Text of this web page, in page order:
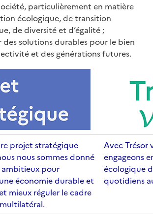
particulièrement en matière
écologique, de transition
de diversité et d’égalité ;
des solutions durables pour le bien
et des générations futures.
projet stratégique
nous sommes donné
pour
économie durable et
mieux réguler le cadre
Avec Trésor
engageons
écologique
quotidiens